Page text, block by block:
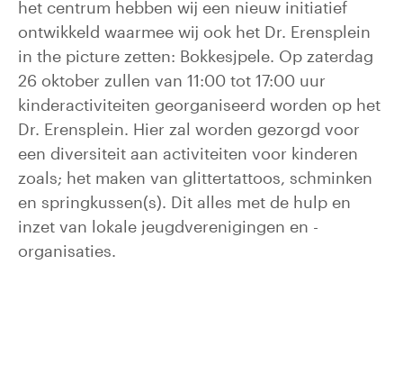
het centrum hebben wij een nieuw initiatief
ontwikkeld waarmee wij ook het Dr. Erensplein
in the picture zetten: Bokkesjpele. Op zaterdag
26 oktober zullen van 11:00 tot 17:00 uur
kinderactiviteiten georganiseerd worden op het
Dr. Erensplein. Hier zal worden gezorgd voor
een diversiteit aan activiteiten voor kinderen
zoals; het maken van glittertattoos, schminken
en springkussen(s). Dit alles met de hulp en
inzet van lokale jeugdverenigingen en -
organisaties.